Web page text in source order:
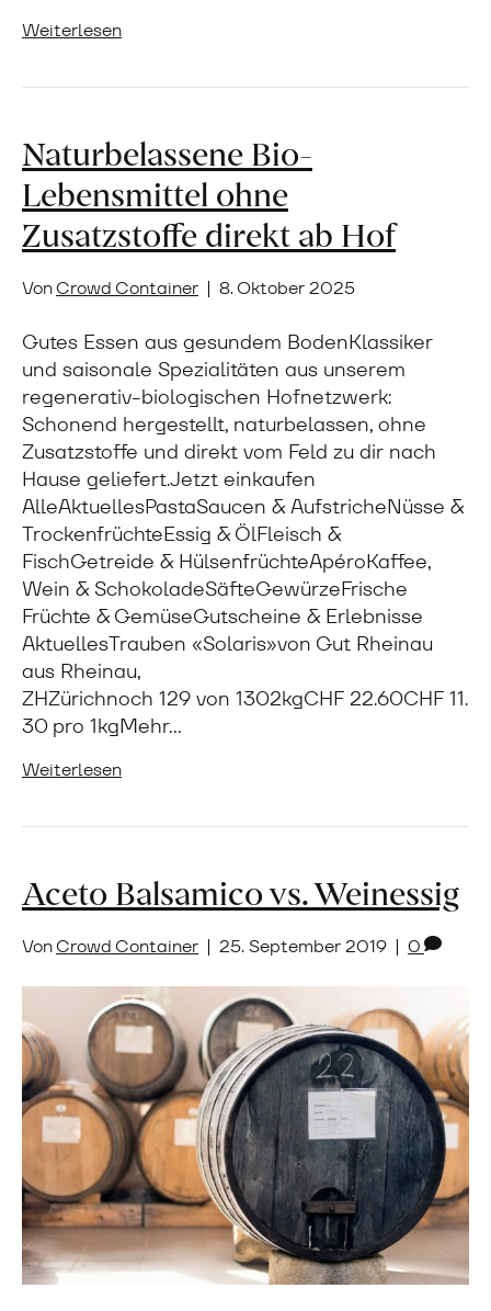
Weiterlesen
Naturbelassene Bio-
Lebensmittel ohne
Zusatzstoffe direkt ab Hof
VonCrowd Container | 8. Oktober 2025
Gutes Essen aus gesundem BodenKlassiker
und saisonale Spezialitäten aus unserem
regenerativ-biologischen Hofnetzwerk:
Schonend hergestellt, naturbelassen, ohne
Zusatzstoffe und direkt vom Feld zu dir nach
Hause geliefert.Jetzt einkaufen
AlleAktuellesPastaSaucen & AufstricheNüsse &
TrockenfrüchteEssig & ÖlFleisch &
FischGetreide & HülsenfrüchteApéroKaffee,
Wein & SchokoladeSäfteGewürzeFrische
Früchte & GemüseGutscheine & Erlebnisse
AktuellesTrauben «Solaris»von Gut Rheinau
aus Rheinau,
ZHZürichnoch 129 von 1302kgCHF 22.60CHF 11.
30 pro 1kgMehr…
Weiterlesen
Aceto Balsamico vs. Weinessig
VonCrowd Container | 25. September 2019 | 0